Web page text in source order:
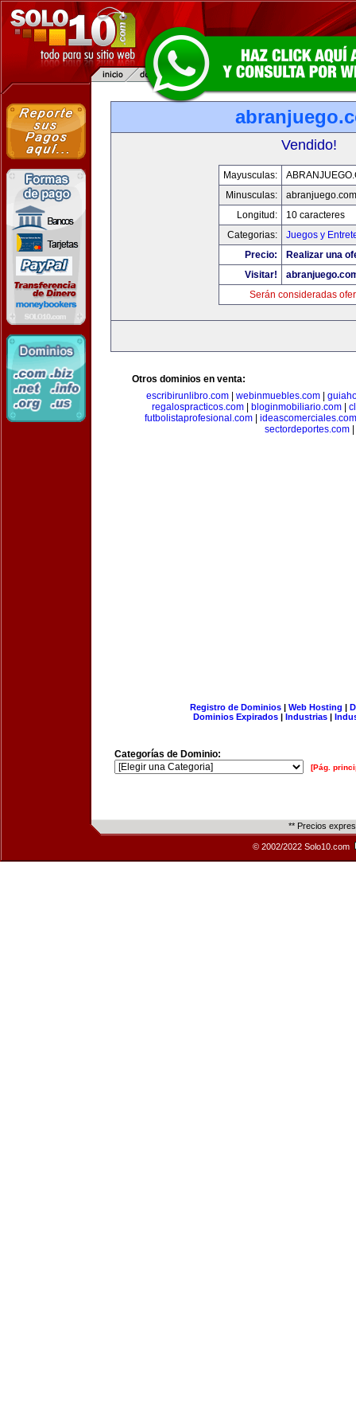
Vendido!
Mayusculas:
Minusculas:
abranjuego.com
Longitud:
10 caracteres
Categorias:
Juegos y
Precio:
Realizar una
Visitar!
Serán consideradas
Otros dominios en venta:
escribirunlibro.com| webinmuebles.com|
regalospracticos.com| bloginmobiliario.com|
futbolistaprofesional.com
ideascomerciales.com
sectordeportes.com|
Registro de Dominios| Web Hosting |
Dominios Expirados | Industrias |
Categorías de Dominio:
[Pág.
** Precios
© 2002/2022 Solo10.com